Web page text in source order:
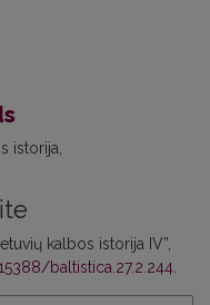
istorija
kalbos istorija IV”,
baltistica.27.2.244.